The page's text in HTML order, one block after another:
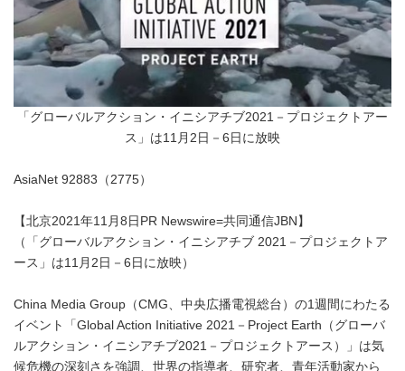
「グローバルアクション・イニシアチブ2021－プロジェクトアー
ス」は11月2日－6日に放映
AsiaNet 92883（2775）
【北京2021年11月8日PR Newswire=共同通信JBN】
（「グローバルアクション・イニシアチブ 2021－プロジェクトア
ース」は11月2日－6日に放映）
China Media Group（CMG、中央広播電視総台）の1週間にわたる
イベント「Global Action Initiative 2021－Project Earth（グローバ
ルアクション・イニシアチブ2021－プロジェクトアース）」は気
候危機の深刻さを強調、世界の指導者、研究者、青年活動家から